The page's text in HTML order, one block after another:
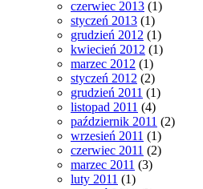
czerwiec 2013 (1)
styczeń 2013 (1)
grudzień 2012 (1)
kwiecień 2012 (1)
marzec 2012 (1)
styczeń 2012 (2)
grudzień 2011 (1)
listopad 2011 (4)
październik 2011 (2)
wrzesień 2011 (1)
czerwiec 2011 (2)
marzec 2011 (3)
luty 2011 (1)